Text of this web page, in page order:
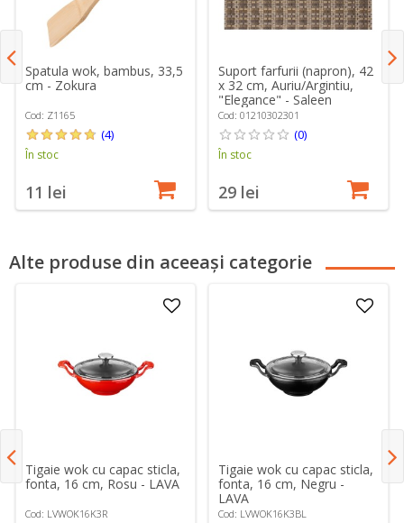
Spatula wok, bambus, 33,5
cm - Zokura
Cod: Z1165
(4)
În stoc
11 lei
Suport farfurii (napron), 42
x 32 cm, Auriu/Argintiu,
"Elegance" - Saleen
Cod: 01210302301
(0)
În stoc
29 lei
Alte produse din aceeași categorie
Tigaie wok cu capac sticla,
fonta, 16 cm, Rosu - LAVA
Cod: LVWOK16K3R
Tigaie wok cu capac sticla,
fonta, 16 cm, Negru -
LAVA
Cod: LVWOK16K3BL